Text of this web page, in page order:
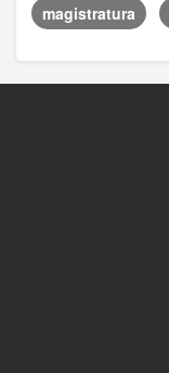
magistratura